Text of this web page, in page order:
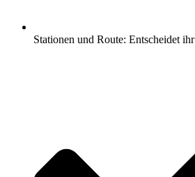
Stationen und Route: Entscheidet ihr